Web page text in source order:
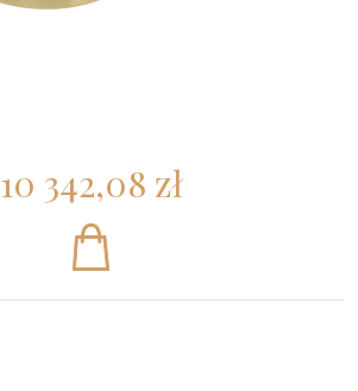
10 342,08 zł